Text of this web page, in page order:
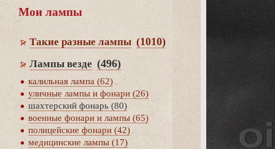
Мои лампы
Такие разные лампы (1010)
Лампы везде (496)
калильная лампа (62)
уличные лампы и фонари (26)
шахтерский фонарь (80)
оенные фонари и лампы (65)
полицейские фонари (42)
медицинские лампы (17)